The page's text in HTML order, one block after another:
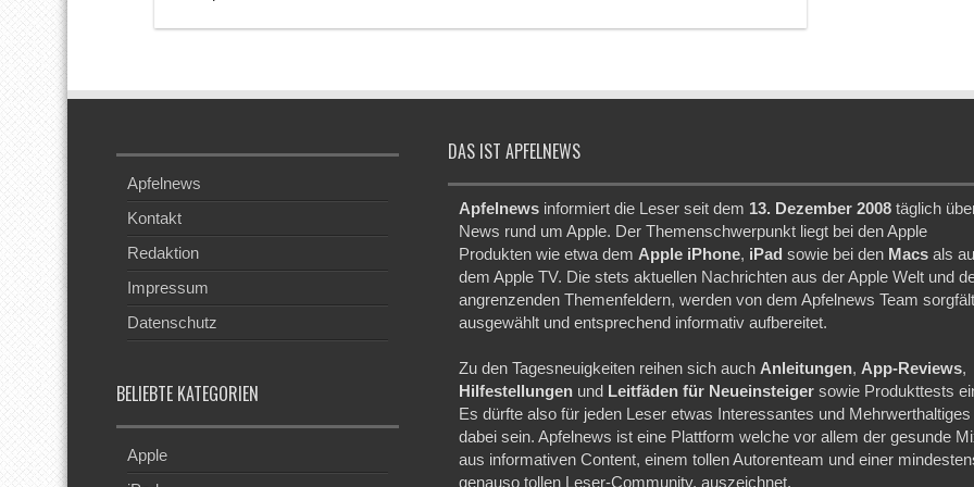
Apfelnews
Kontakt
Redaktion
Impressum
Datenschutz
BELIEBTE KATEGORIEN
Apple
DAS IST APFELNEWS
Apfelnews informiert die Leser seit dem 13. Dezember 2008 täglich
News rund um Apple. Der Themenschwerpunkt liegt bei den Apple
Produkten wie etwa dem Apple iPhone, iPad sowie bei den Macs als
dem Apple TV. Die stets aktuellen Nachrichten aus der Apple Welt und
angrenzenden Themenfeldern, werden von dem Apfelnews Team
ausgewählt und entsprechend informativ aufbereitet.
Zu den Tagesneuigkeiten reihen sich auch Anleitungen, App-Reviews,
Hilfestellungen und Leitfäden für Neueinsteiger sowie Produkttests
Es dürfte also für jeden Leser etwas Interessantes und Mehrwerthaltiges
dabei sein. Apfelnews ist eine Plattform welche vor allem der gesunde
aus informativen Content, einem tollen Autorenteam und einer
genauso tollen Leser-Community, auszeichnet.